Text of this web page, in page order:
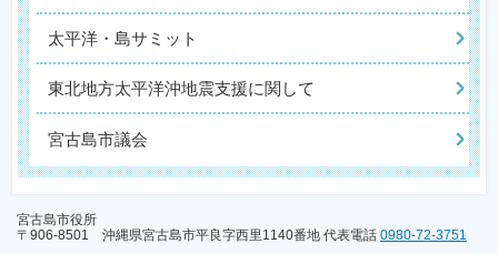
太平洋・島サミット
東北地方太平洋沖地震支援に関して
宮古島市議会
宮古島市役所
〒906-8501 沖縄県宮古島市平良字西里1140番地 代表電話 0980-72-3751